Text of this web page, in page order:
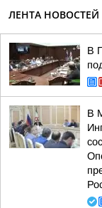
ЛЕНТА НОВОСТЕЙ
В
В